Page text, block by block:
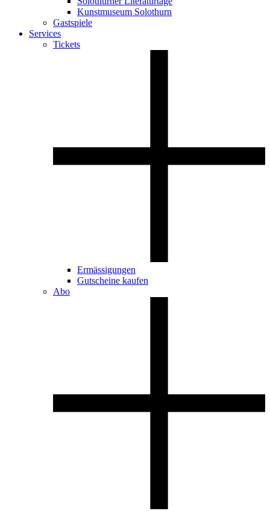
Kunstmuseum Solothurn
Gastspiele
Services
Tickets
Ermässigungen
Gutscheine kaufen
Abo